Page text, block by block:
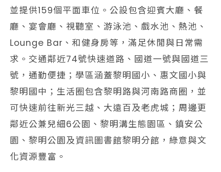
並提供159個平面車位。公設包含迎賓大廳、餐
廳、宴會廳、視聽室、游泳池、戲水池、熱池、
Lounge Bar、和健身房等，滿足休閒與日常需
求。交通鄰近74號快速道路、國道一號與國道三
號，通勤便捷；學區涵蓋黎明國小、惠文國小與
黎明國中；生活圈包含黎明路與河南路商圈，並
可快速前往新光三越、大遠百及老虎城；周邊更
鄰近公兼兒細6公園、黎明溝生態園區、鎮安公
園、黎明公園及資訊圖書館黎明分館，綠意與文
化資源豐富。